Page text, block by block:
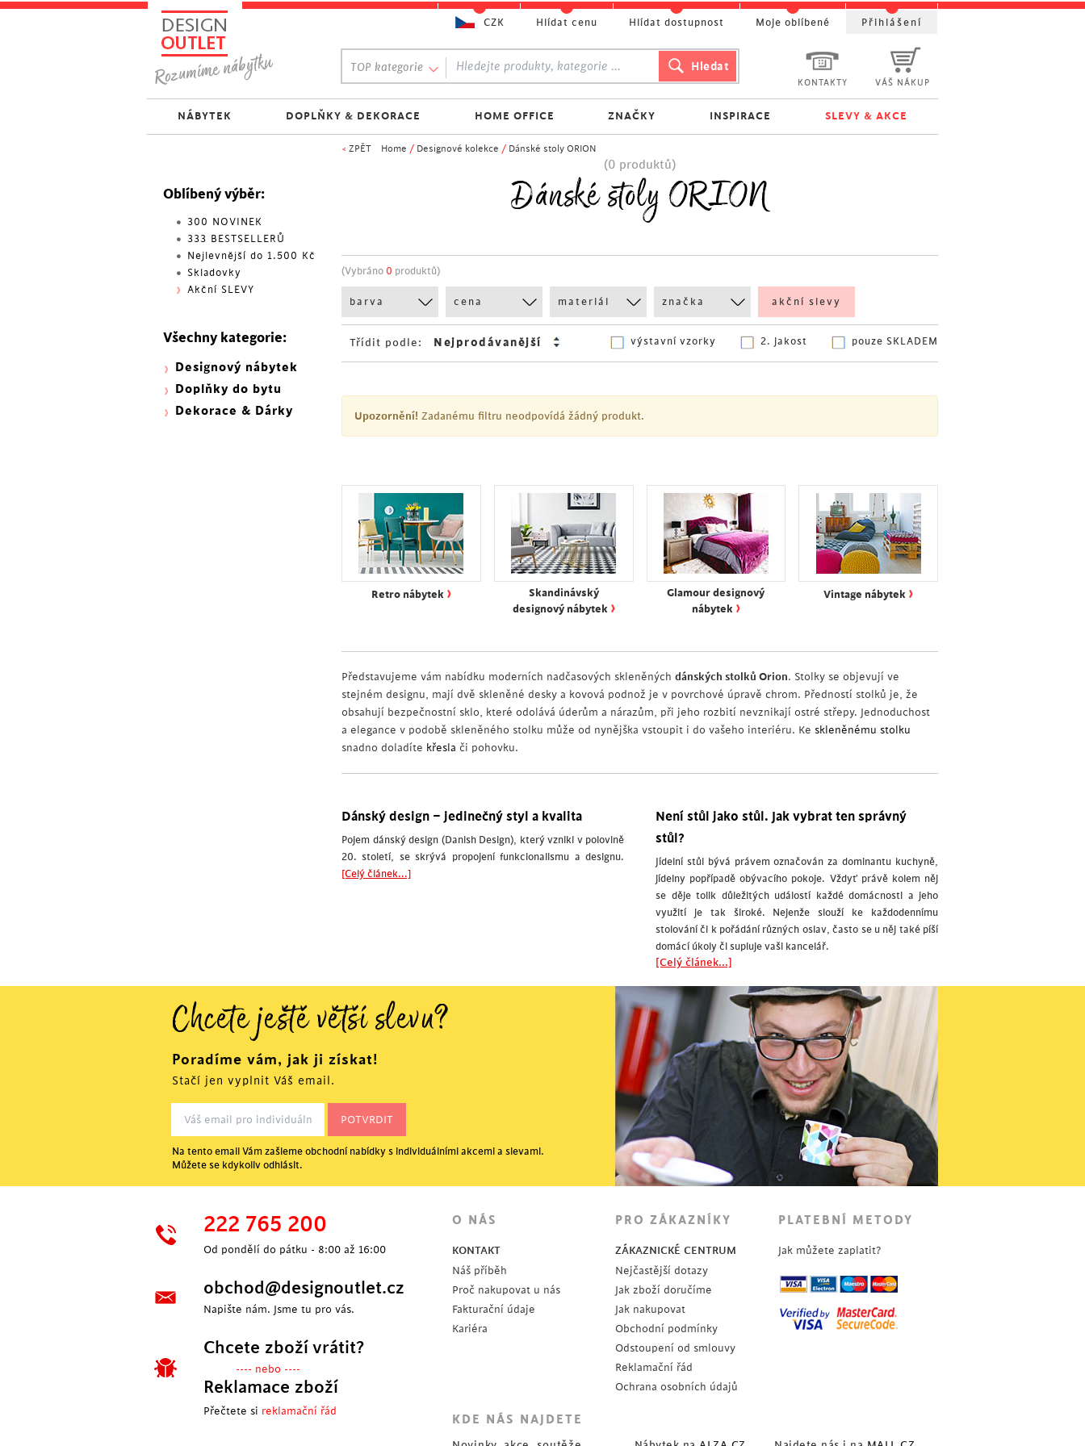
< ZPĚT Home / Designové kolekce / Dánské stoly ORION
(0 produktů)
Dánské stoly ORION
(Vybráno 0 produktů)
barva cena materiál značka akční slevy
Třídit podle: pouze SKLADEM
2. jakost
výstavní vzorky
Upozornění! Zadanému filtru neodpovídá žádný produkt.
Retro nábytek ›
Skandinávský
designový nábytek ›
Glamour designový
nábytek ›
Vintage nábytek ›
Představujeme vám nabídku moderních nadčasových skleněných dánských stolků Orion. Stolky se objevují ve
stejném designu, mají dvě skleněné desky a kovová podnož je v povrchové úpravě chrom. Předností stolků je, že
obsahují bezpečnostní sklo, které odolává úderům a nárazům, při jeho rozbití nevznikají ostré střepy. Jednoduchost
a elegance v podobě skleněného stolku může od nynějška vstoupit i do vašeho interiéru. Ke skleněnému stolku
snadno doladíte křesla či pohovku.
Dánský design – jedinečný styl a kvalita
Pojem dánský design (Danish Design), který vznikl v polovině
20. století, se skrývá propojení funkcionalismu a designu.
[Celý článek...]
Není stůl jako stůl. Jak vybrat ten správný
stůl?
Jídelní stůl bývá právem označován za dominantu kuchyně,
jídelny popřípadě obývacího pokoje. Vždyť právě kolem něj
se děje tolik důležitých událostí každé domácnosti a jeho
využití je tak široké. Nejenže slouží ke každodennímu
stolování či k pořádání různých oslav, často se u něj také píší
domácí úkoly či supluje vaši kancelář.
[Celý článek...]
Oblíbený výběr:
300 NOVINEK
333 BESTSELLERŮ
Nejlevnější do 1.500 Kč
Skladovky
Akční SLEVY
Všechny kategorie:
Designový nábytek
Doplňky do bytu
Dekorace & Dárky
KONTAKTY VÁŠ NÁKUP
TOP kategorie
NÁBYTEK DOPLŇKY & DEKORACE HOME OFFICE ZNAČKY INSPIRACE SLEVY & AKCE
CZK Hlídat cenu Hlídat dostupnost Moje oblíbené Přihlášení
Chcete ještě větší slevu?
Poradíme vám, jak ji získat!
Stačí jen vyplnit Váš email.
Na tento email Vám zašleme obchodní nabídky s individuálními akcemi a slevami.
Můžete se kdykoliv odhlásit.
222 765 200
Od pondělí do pátku - 8:00 až 16:00
obchod@designoutlet.cz
Napište nám. Jsme tu pro vás.
Chcete zboží vrátit?
---- nebo ----
Reklamace zboží
Přečtete si reklamační řád
O NÁS
KONTAKT
Náš příběh
Proč nakupovat u nás
Fakturační údaje
Kariéra
PRO ZÁKAZNÍKY
ZÁKAZNICKÉ CENTRUM
Nejčastější dotazy
Jak zboží doručíme
Jak nakupovat
Obchodní podmínky
Odstoupení od smlouvy
Reklamační řád
Ochrana osobních údajů
PLATEBNÍ METODY
Jak můžete zaplatit?
KDE NÁS NAJDETE